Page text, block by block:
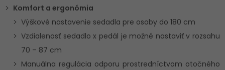
Komfort a ergonómia
Výškové nastavenie sedadla pre osoby do 180 cm
Vzdialenosť sedadlo x pedál je možné nastaviť v rozsahu
70 – 87 cm
Manuálna regulácia odporu prostredníctvom otočného